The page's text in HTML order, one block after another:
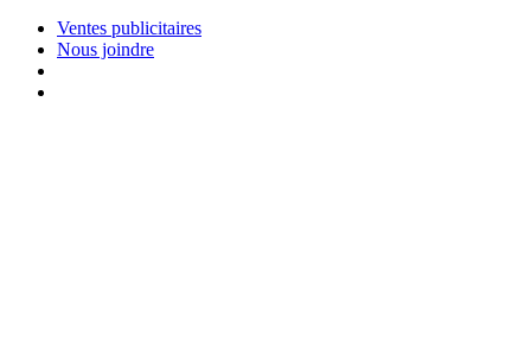
Ventes publicitaires
Nous joindre